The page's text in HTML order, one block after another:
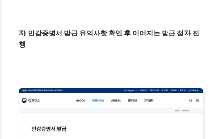
3) 인감증명서 발급 유의사항 확인 후 이어지는 발급 절차 진
행